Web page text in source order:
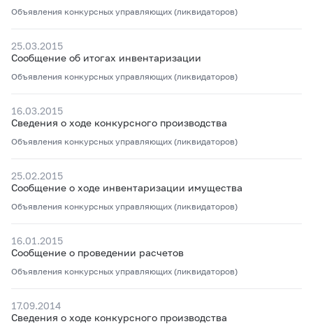
Объявления конкурсных управляющих (ликвидаторов)
25.03.2015
Сообщение об итогах инвентаризации
Объявления конкурсных управляющих (ликвидаторов)
16.03.2015
Сведения о ходе конкурсного производства
Объявления конкурсных управляющих (ликвидаторов)
25.02.2015
Сообщение о ходе инвентаризации имущества
Объявления конкурсных управляющих (ликвидаторов)
16.01.2015
Сообщение о проведении расчетов
Объявления конкурсных управляющих (ликвидаторов)
17.09.2014
Сведения о ходе конкурсного производства